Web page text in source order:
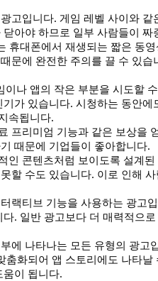
고입니다. 게임 레벨 사이와 같
아야 하므로 일부 사람들이 짜
휴대폰에서 재생되는 짧은 동
문에 완전한 주의를 끌 수 있
나 앱의 작은 부분을 시도할
가 있습니다. 시청하는 동안에
속됩니다.
프리미엄 기능과 같은 보상을
때문에 기업들이 좋아합니다.
인 콘텐츠처럼 보이도록 설계
할 수도 있습니다. 이로 인해
랙티브 기능을 사용하는 광고
. 일반 광고보다 더 매력적으
에 나타나는 모든 유형의 광고
화되어 앱 스토리에도 나타날
이 됩니다.